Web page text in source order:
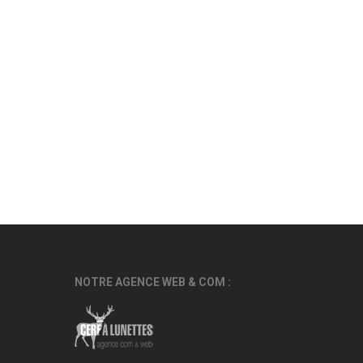
NOTRE AGENCE WEB & COM :